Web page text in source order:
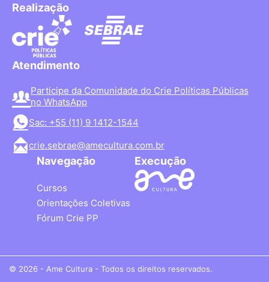
Realização
Atendimento
Participe da Comunidade do Crie Políticas Públicas
no WhatsApp
Sac: +55 (11) 9 1412-1544
crie.sebrae@amecultura.com.br
Navegação
Cursos
Orientações Coletivas
Fórum Crie PP
Execução
© 2026 - Ame Cultura - Todos os direitos reservados.